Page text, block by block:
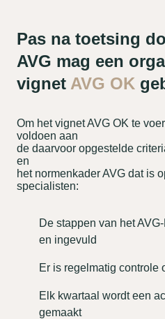
Pas na toetsing
AVG mag een
vignet AVG OK
Om het vignet AVG OK te
voldoen aan
de daarvoor opgestelde
en
het normenkader AVG dat is
specialisten:
De stappen van het
en ingevuld
Er is regelmatig controle
Elk kwartaal wordt een
gemaakt